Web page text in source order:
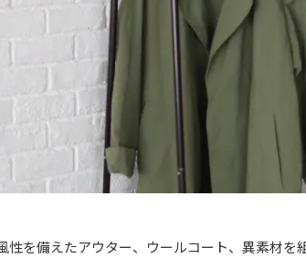
性を備えたアウター、ウールコート、異素材を